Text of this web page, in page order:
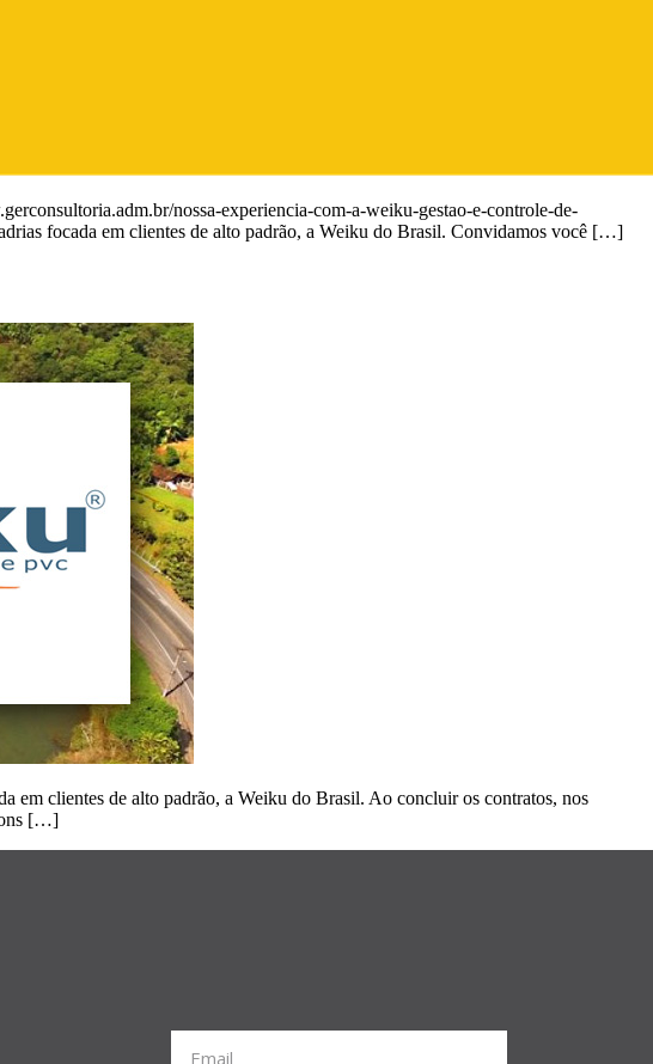
nossa-experiencia-com-a-weiku-gestao-e-controle-de-
focada em clientes de alto padrão, a Weiku do Brasil. Convidamos você […]
em clientes de alto padrão, a Weiku do Brasil. Ao concluir os contratos, nos
[…]